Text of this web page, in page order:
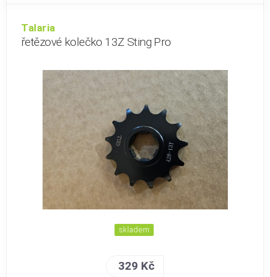
Talaria
řetězové kolečko 13Z Sting Pro
skladem
329 Kč